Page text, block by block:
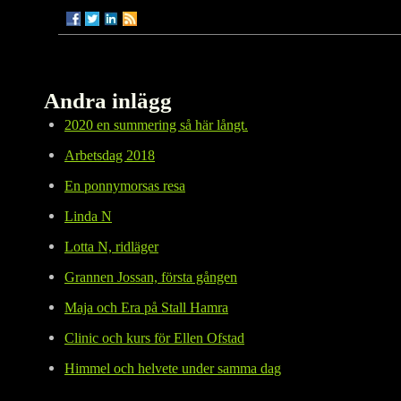
Andra inlägg
2020 en summering så här långt.
Arbetsdag 2018
En ponnymorsas resa
Linda N
Lotta N, ridläger
Grannen Jossan, första gången
Maja och Era på Stall Hamra
Clinic och kurs för Ellen Ofstad
Himmel och helvete under samma dag